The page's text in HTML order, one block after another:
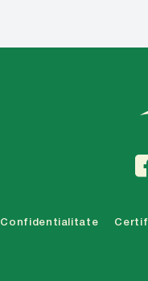
Confidentialitate